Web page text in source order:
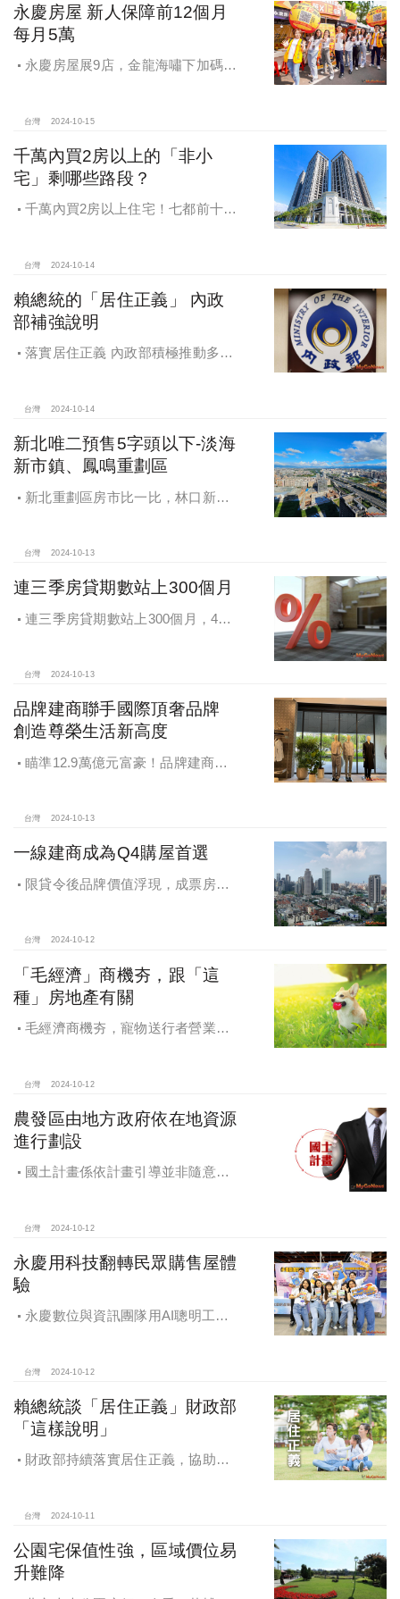
永慶房屋 新人保障前12個月
每月5萬
永慶房屋展9店，金龍海嘯下加碼員
福感，看得到更領得到！業務新人保
台灣 2024-10-15
千萬內買2房以上的「非小
宅」剩哪些路段？
千萬內買2房以上住宅！七都前十大
台灣 2024-10-14
賴總統的「居住正義」 內政
部補強說明
落實居住正義 內政部積極推動多元
台灣 2024-10-14
新北唯二預售5字頭以下-淡海
新市鎮、鳳鳴重劃區
新北重劃區房市比一比，林口新市
台灣 2024-10-13
連三季房貸期數站上300個月
連三季房貸期數站上300個月，4都
台灣 2024-10-13
品牌建商聯手國際頂奢品牌
創造尊榮生活新高度
瞄準12.9萬億元富豪！品牌建商聯
台灣 2024-10-13
一線建商成為Q4購屋首選
限貸令後品牌價值浮現，成票房保
台灣 2024-10-12
「毛經濟」商機夯，跟「這
種」房地產有關
毛經濟商機夯，寵物送行者營業額
台灣 2024-10-12
農發區由地方政府依在地資源
進行劃設
國土計畫係依計畫引導並非隨意亂
台灣 2024-10-12
永慶用科技翻轉民眾購售屋體
驗
永慶數位與資訊團隊用AI聰明工
灣房產科技發展
台灣 2024-10-12
賴總統談「居住正義」財政部
「這樣說明」
財政部持續落實居住正義，協助經
台灣 2024-10-11
公園宅保值性強，區域價位易
升難降